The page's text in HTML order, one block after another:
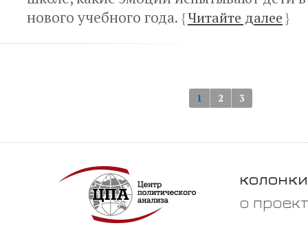
нового учебного года. {Читайте далее}
1 2 3
колонки
о